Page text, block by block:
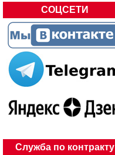
СОЦСЕТИ
Служба по контракту